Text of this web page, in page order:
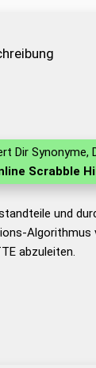
Dir
Scrabble
und
abzuleiten.